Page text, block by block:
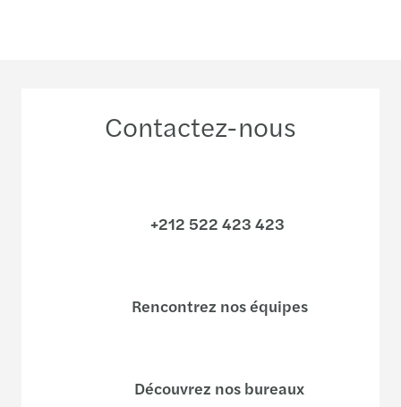
Contactez-nous
+212 522 423 423
Rencontrez nos équipes
Découvrez nos bureaux